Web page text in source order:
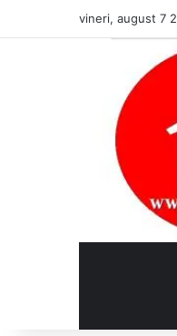
vineri, august 7